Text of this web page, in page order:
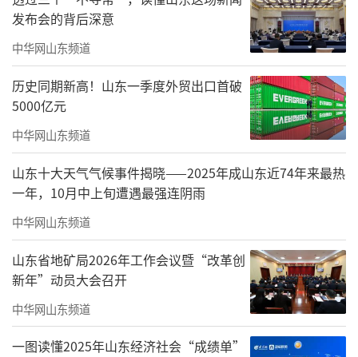
发布会的背后深意
中华网山东频道
历史同期新高！山东一季度外贸出口首破
5000亿元
中华网山东频道
山东十大天气气候事件揭晓——2025年成山东近74年来最热
一年，10月中上旬遭遇最强连阴雨
中华网山东频道
山东省地矿局2026年工作会议暨“改革创
新年”动员大会召开
中华网山东频道
一图读懂2025年山东经济社会“成绩单”